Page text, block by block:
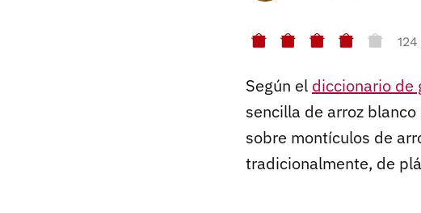
Según el diccionario de
sencilla de arroz
sobre montículos de
tradicionalmente, de